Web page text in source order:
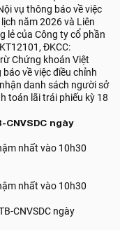
vụ thông báo về việc
năm 2026 và Liên
lẻ của Công ty cổ phần
ĐKCC:
Chứng khoán Việt
báo về việc điều chỉnh
danh sách người sở
toán lãi trái phiếu kỳ 18
ngày
nhất vào 10h30
nhất vào 10h30
CNVSDC ngày